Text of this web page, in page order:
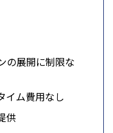
の展開に制限な
イム費用なし
供